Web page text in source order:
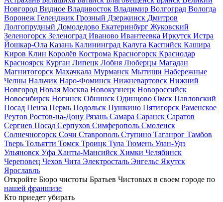
Новгород Видное Владивосток Владимир Волгоград Вологда
Воронеж Геленджик Грозный Дзержинск Дмитров
Долгопрудный Домодедово Екатеринбург Жуковский
Зеленогорск Зеленоград Иваново Ивантеевка Иркутск Истра
Йошкар-Ола Казань Калининград Калуга Каспийск Кашира
Киров Клин Королёв Кострома Красногорск Краснодар
Красноярск Курган Липецк Лобня Люберцы Магадан
Магнитогорск Махачкала Мурманск Мытищи Набережные
Челны Нальчик Наро-Фоминск Нижневартовск Нижний
Новгород Новая Москва Новокузнецк Новороссийск
Новосибирск Ногинск Обнинск Одинцово Омск Павловский
Посад Пенза Пермь Подольск Пушкино Пятигорск Раменское
Реутов Ростов-на-Дону Рязань Самара Саранск Саратов
Сергиев Посад Серпухов Симферополь Смоленск
Солнечногорск Сочи Ставрополь Ступино Таганрог Тамбов
Тверь Тольятти Томск Троицк Тула Тюмень Улан-Удэ
Ульяновск Уфа Ханты-Мансийск Химки Челябинск
Череповец Чехов Чита Электросталь Энгельс Якутск
Ярославль
Откройте Бюро чистоты Братьев Чистовых в своем городе по
нашей франшизе
Кто приедет убирать